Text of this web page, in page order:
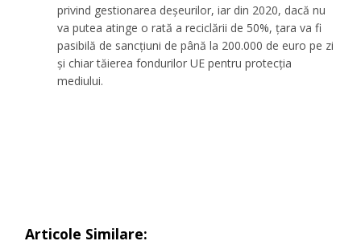
privind gestionarea deșeurilor, iar din 2020, dacă nu
va putea atinge o rată a reciclării de 50%, țara va fi
pasibilă de sancțiuni de până la 200.000 de euro pe zi
și chiar tăierea fondurilor UE pentru protecția
mediului.
Articole Similare: